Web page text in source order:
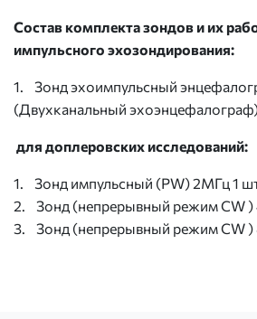
Состав комплекта зондов и их
импульсного эхозондирования:
1. Зонд эхоимпульсный
(Двухканальный
для доплеровских исследований:
1. Зонд импульсный (PW) 2МГц 1
2. Зонд (непрерывный режим CW )
3. Зонд (непрерывный режим CW )